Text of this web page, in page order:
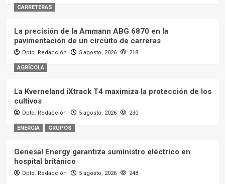
CARRETERAS
La precisión de la Ammann ABG 6870 en la
pavimentación de un circuito de carreras
Dpto. Redacción 5 agosto, 2026 218
AGRÍCOLA
La Kverneland iXtrack T4 maximiza la protección de los
cultivos
Dpto. Redacción 5 agosto, 2026 230
ENERGIA GRUPOS
Genesal Energy garantiza suministro eléctrico en
hospital británico
Dpto. Redacción 5 agosto, 2026 248